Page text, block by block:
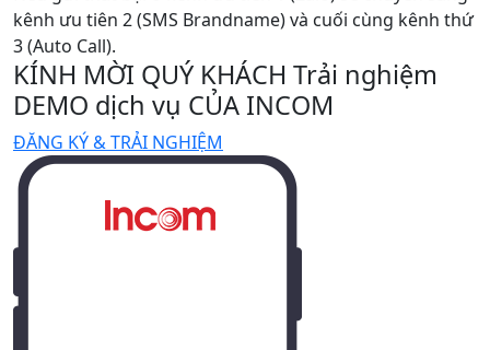
kênh ưu tiên 2 (SMS Brandname) và cuối cùng kênh thứ
3 (Auto Call).
KÍNH MỜI QUÝ KHÁCH Trải nghiệm
DEMO dịch vụ CỦA INCOM
ĐĂNG KÝ & TRẢI NGHIỆM